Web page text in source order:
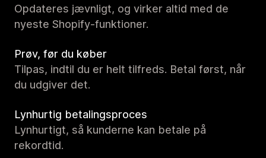
Opdateres jævnligt, og virker altid med de
nyeste Shopify-funktioner.
Prøv, før du køber
Tilpas, indtil du er helt tilfreds. Betal først, når
du udgiver det.
Lynhurtig betalingsproces
Lynhurtigt, så kunderne kan betale på
rekordtid.